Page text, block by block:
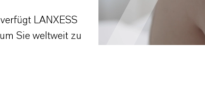
LANXESS
Sie weltweit zu